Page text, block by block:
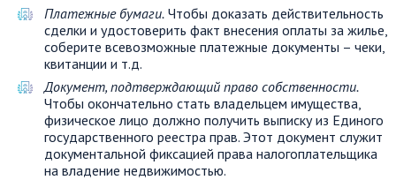
Платежные бумаги. Чтобы доказать действительность
сделки и удостоверить факт внесения оплаты за жилье,
соберите всевозможные платежные документы – чеки,
квитанции и т.д.
Документ, подтверждающий право собственности.
Чтобы окончательно стать владельцем имущества,
физическое лицо должно получить выписку из Единого
государственного реестра прав. Этот документ служит
документальной фиксацией права налогоплательщика
на владение недвижимостью.